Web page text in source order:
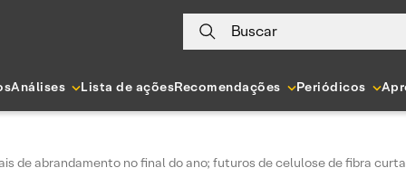
Buscar
Análises Lista de açõesRecomendações Periódicos
de abrandamento no final do ano; futuros de celulose de fibra curta